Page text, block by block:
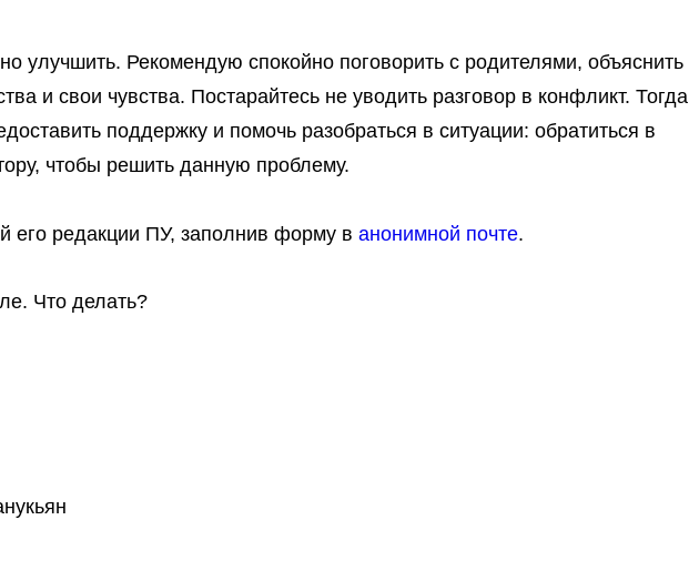
улучшить. Рекомендую спокойно поговорить с родителями, объяснить
и свои чувства. Постарайтесь не уводить разговор в конфликт. Тогда
поддержку и помочь разобраться в ситуации: обратиться в
чтобы решить данную проблему.
его редакции ПУ, заполнив форму в анонимной почте.
Что делать?